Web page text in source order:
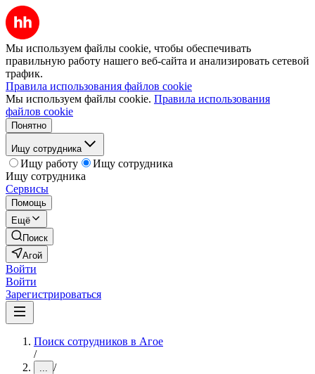
Мы используем файлы cookie, чтобы обеспечивать
правильную работу нашего веб-сайта и анализировать сетевой
трафик.
Правила использования файлов cookie
Мы используем файлы cookie. Правила использования
файлов cookie
Понятно
Ищу сотрудника
Ищу работу
Ищу сотрудника
Ищу сотрудника
Сервисы
Помощь
Ещё
Поиск
Агой
Войти
Войти
Зарегистрироваться
Поиск сотрудников в Агое
/
... /